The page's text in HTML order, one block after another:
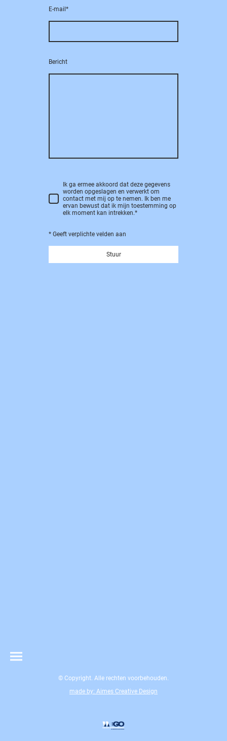
E-mail*
Bericht
Ik ga ermee akkoord dat deze gegevens
worden opgeslagen en verwerkt om
contact met mij op te nemen. Ik ben me
ervan bewust dat ik mijn toestemming op
elk moment kan intrekken.*
* Geeft verplichte velden aan
Stuur
© Copyright. Alle rechten voorbehouden.
made by: Aimes Creative Design